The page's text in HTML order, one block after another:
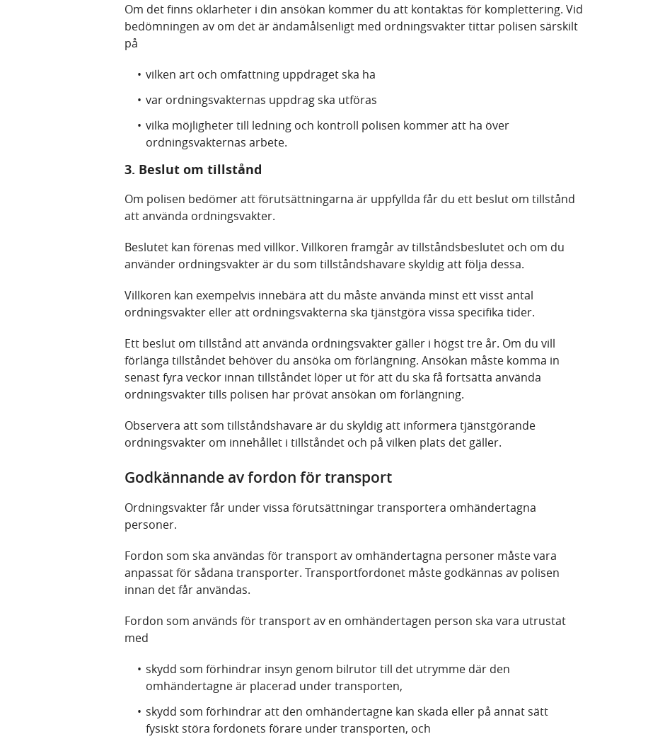
Om det finns oklarheter i din ansökan kommer du att kontaktas för komplettering. Vid
bedömningen av om det är ändamålsenligt med ordningsvakter tittar polisen särskilt
på
vilken art och omfattning uppdraget ska ha
var ordningsvakternas uppdrag ska utföras
vilka möjligheter till ledning och kontroll polisen kommer att ha över
ordningsvakternas arbete.
3. Beslut om tillstånd
Om polisen bedömer att förutsättningarna är uppfyllda får du ett beslut om tillstånd
att använda ordningsvakter.
Beslutet kan förenas med villkor. Villkoren framgår av tillståndsbeslutet och om du
använder ordningsvakter är du som tillståndshavare skyldig att följa dessa.
Villkoren kan exempelvis innebära att du måste använda minst ett visst antal
ordningsvakter eller att ordningsvakterna ska tjänstgöra vissa specifika tider.
Ett beslut om tillstånd att använda ordningsvakter gäller i högst tre år. Om du vill
förlänga tillståndet behöver du ansöka om förlängning. Ansökan måste komma in
senast fyra veckor innan tillståndet löper ut för att du ska få fortsätta använda
ordningsvakter tills polisen har prövat ansökan om förlängning.
Observera att som tillståndshavare är du skyldig att informera tjänstgörande
ordningsvakter om innehållet i tillståndet och på vilken plats det gäller.
Godkännande av fordon för transport
Ordningsvakter får under vissa förutsättningar transportera omhändertagna
personer.
Fordon som ska användas för transport av omhändertagna personer måste vara
anpassat för sådana transporter. Transportfordonet måste godkännas av polisen
innan det får användas.
Fordon som används för transport av en omhändertagen person ska vara utrustat
med
skydd som förhindrar insyn genom bilrutor till det utrymme där den
omhändertagne är placerad under transporten,
skydd som förhindrar att den omhändertagne kan skada eller på annat sätt
fysiskt störa fordonets förare under transporten, och